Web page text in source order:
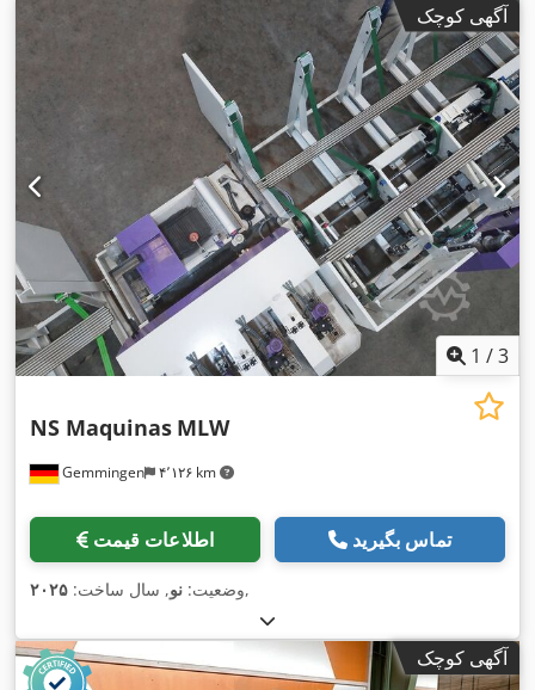
آگهی کوچک
1 /3
Gemmingen ۴٬۱۲۶ km
NS Maquinas MLW
اطلاعات قیمت تماس بگیرید
وضعیت: نو, سال ساخت: ۲۰۲۵ ,
آگهی کوچک